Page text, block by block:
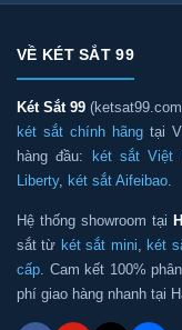
VỀ KÉT SẮT 99
Két Sắt 99
két sắt chính hãng tại
hàng đầu:
két sắt Việt
Liberty, két sắt Aifeibao.
Hệ thống showroom tại
sắt từ két sắt mini, két
cấp. Cam kết 100%
phí giao hàng nhanh tại